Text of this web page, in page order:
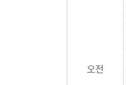
오전